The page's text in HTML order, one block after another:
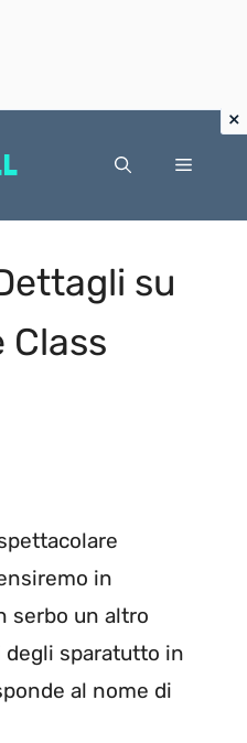
Menu
su
Class
in
serbo un altro
sparatutto in
al nome di